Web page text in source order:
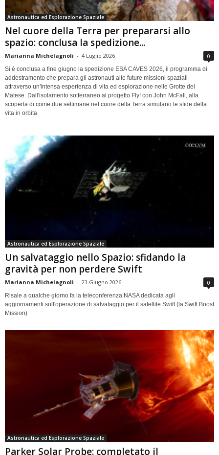
Astronautica ed Esplorazione Spaziale
Nel cuore della Terra per prepararsi allo
spazio: conclusa la spedizione...
Marianna Michelagnoli - 4 Luglio 2026 0
Si è conclusa a fine giugno la spedizione ESA CAVES 2026, il programma di
addestramento che prepara gli astronauti alle future missioni spaziali
attraverso un'intensa esperienza di vita ed esplorazione nelle Grotte del
Matese. Dall'isolamento sotterraneo al progetto Fly! con John McFall, alla
scoperta di come due settimane nel cuore della Terra simulano le sfide della
vita in orbita
Astronautica ed Esplorazione Spaziale
Un salvataggio nello Spazio: sfidando la
gravità per non perdere Swift
Marianna Michelagnoli - 23 Giugno 2026 0
Risale a qualche giorno fa la teleconferenza NASA dedicata agli
aggiornamenti sull'operazione di salvataggio per il satellite Swift (la Swift Boost
Mission)
Astronautica ed Esplorazione Spaziale
Parker Solar Probe: completato il